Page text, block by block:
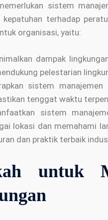
sistem
kepatuhan terhadap
organisasi, yaitu:
dampak
pelestarian
sistem
tenggat waktu
sistem
lokasi dan memahami
dan praktik terbaik
untuk